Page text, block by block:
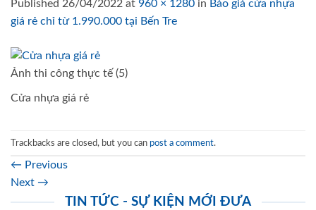
Published 26/04/2022 at 960 × 1280 in Báo giá cửa nhựa
giá rẻ chỉ từ 1.990.000 tại Bến Tre
Ảnh thi công thực tế (5)
Cửa nhựa giá rẻ
Trackbacks are closed, but you can post a comment.
← Previous
Next →
TIN TỨC - SỰ KIỆN MỚI ĐƯA